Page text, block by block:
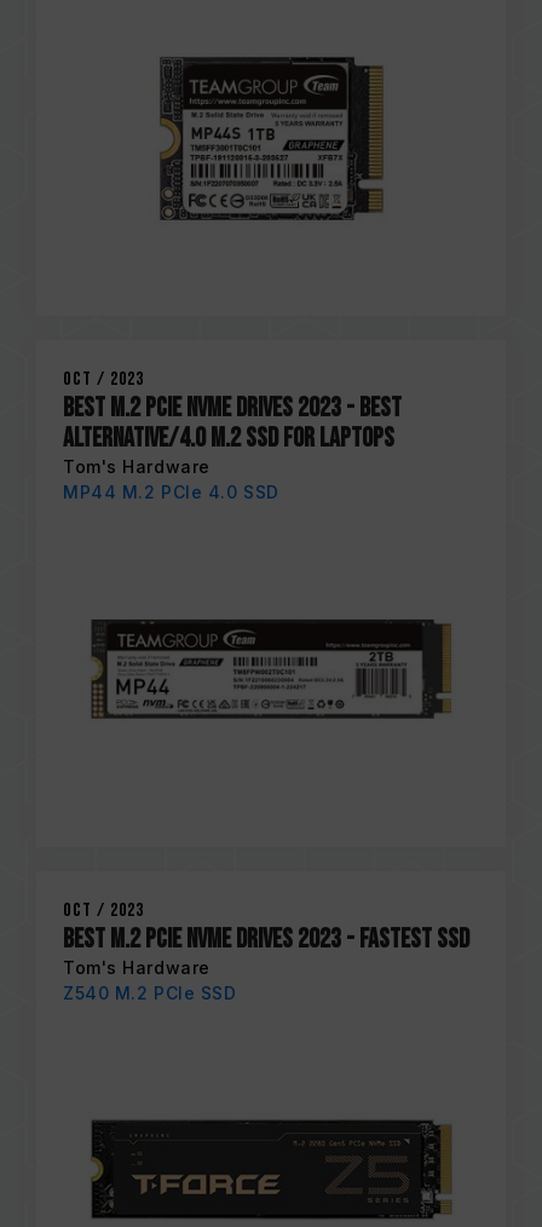
Oct / 2023
BEST M.2 PCIE NVME DRIVES 2023 - Best
Alternative/4.0 M.2 SSD for Laptops
Tom's Hardware
MP44 M.2 PCIe 4.0 SSD
Oct / 2023
BEST M.2 PCIE NVME DRIVES 2023 - Fastest SSD
Tom's Hardware
Z540 M.2 PCIe SSD